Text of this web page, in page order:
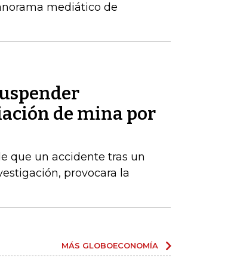
mediático de
de mina por
que un accidente tras un
provocara la
MÁS GLOBOECONOMÍA